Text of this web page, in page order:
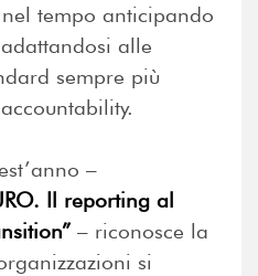
tempo anticipando
alle
sempre più
–
Il reporting al
– riconosce la
si